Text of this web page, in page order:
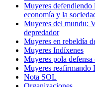
Muyeres defendiendo
economía y la
Muyeres del mundu:
depredador
Muyeres en rebeldía
Muyeres Indíxenes
Muyeres pola
Muyeres reafirmando
Nota SOL